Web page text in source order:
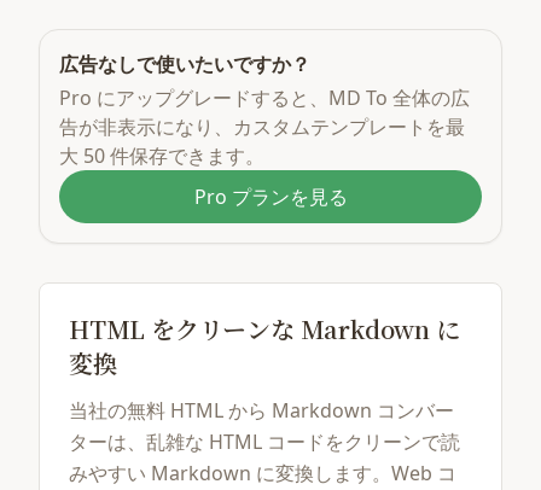
広告なしで使いたいですか？
Pro にアップグレードすると、MD To 全体の広
告が非表示になり、カスタムテンプレートを最
大 50 件保存できます。
Pro プランを見る
HTML をクリーンな Markdown に
変換
当社の無料 HTML から Markdown コンバー
ターは、乱雑な HTML コードをクリーンで読
みやすい Markdown に変換します。Web コ